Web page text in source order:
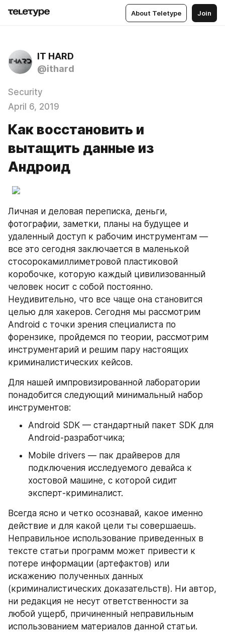
About Teletype Join
IT HARD
@ithard
Security
April 6, 2019
Как восстановить и
вытащить данные из
Андроид
Личная и деловая переписка, деньги,
фотографии, заметки, планы на будущее и
удаленный доступ к рабочим инструментам —
все это сегодня заключается в маленькой
стосорокамиллиметровой пластиковой
коробочке, которую каждый цивилизованный
человек носит с собой постоянно.
Неудивительно, что все чаще она становится
целью для хакеров. Сегодня мы рассмотрим
Android c точки зрения специалиста по
форензике, пройдемся по теории, рассмотрим
инструментарий и решим пару настоящих
криминалистических кейсов.
Для нашей импровизированной лаборатории
понадобится следующий минимальный набор
инструментов:
Android SDK — стандартный пакет SDK для
Android-разработчика;
Mobile drivers — пак драйверов для
подключения исследуемого девайса к
хостовой машине, с которой сидит
эксперт-криминалист.
Всегда ясно и четко осознавай, какое именно
действие и для какой цели ты совершаешь.
Неправильное использование приведенных в
тексте статьи программ может привести к
потере информации (артефактов) или
искажению полученных данных
(криминалистических доказательств). Ни автор,
ни редакция не несут ответственности за
любой ущерб, причиненный неправильным
использованием материалов данной статьи.